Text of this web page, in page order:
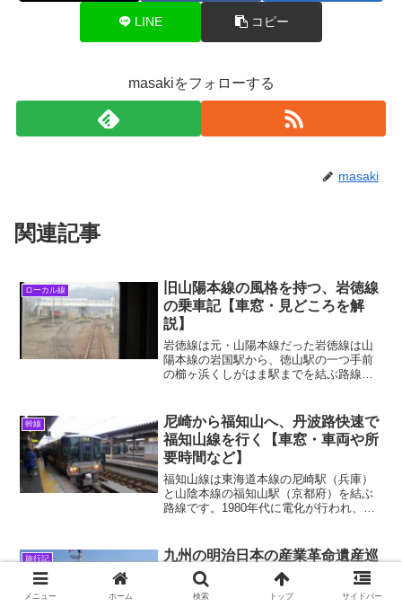
LINE コピー
masakiをフォローする
masaki
関連記事
ローカル線
旧山陽本線の風格を持つ、岩徳線
の乗車記【車窓・見どころを解
説】
岩徳線は元・山陽本線だった岩徳線は山
陽本線の岩国駅から、徳山駅の一つ手前
の櫛ヶ浜くしがはま駅までを結ぶ路線で
1934年にはこちらの線路が「山陽本線」
として編入されました...
幹線
尼崎から福知山へ、丹波路快速で
福知山線を行く【車窓・車両や所
要時間など】
福知山線は東海道本線の尼崎駅（兵庫）
と山陰本線の福知山駅（京都府）を結ぶ
路線です。1980年代に電化が行われ、通
路線です。2023年1月上旬、尼崎から丹波
路快速に乗って...
旅行記
九州の明治日本の産業革命遺産巡
り・序：鉄は国家なり。そして鉄
道は社会なり。
メニュー ホーム 検索 トップ サイドバー